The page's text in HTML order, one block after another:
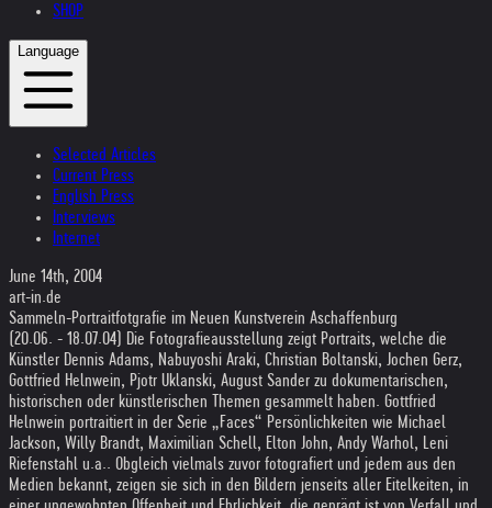
SHOP
Language
Selected Articles
Current Press
English Press
Interviews
Internet
June 14th, 2004
art-in.de
Sammeln-Portraitfotgrafie im Neuen Kunstverein Aschaffenburg
(20.06. - 18.07.04) Die Fotografieausstellung zeigt Portraits, welche die
Künstler Dennis Adams, Nabuyoshi Araki, Christian Boltanski, Jochen Gerz,
Gottfried Helnwein, Pjotr Uklanski, August Sander zu dokumentarischen,
historischen oder künstlerischen Themen gesammelt haben. Gottfried
Helnwein portraitiert in der Serie „Faces“ Persönlichkeiten wie Michael
Jackson, Willy Brandt, Maximilian Schell, Elton John, Andy Warhol, Leni
Riefenstahl u.a.. Obgleich vielmals zuvor fotografiert und jedem aus den
Medien bekannt, zeigen sie sich in den Bildern jenseits aller Eitelkeiten, in